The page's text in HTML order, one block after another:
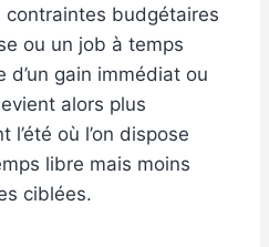
budgétaires
ou un job à temps
gain immédiat ou
alors plus
où l’on dispose
libre mais moins
ciblées.